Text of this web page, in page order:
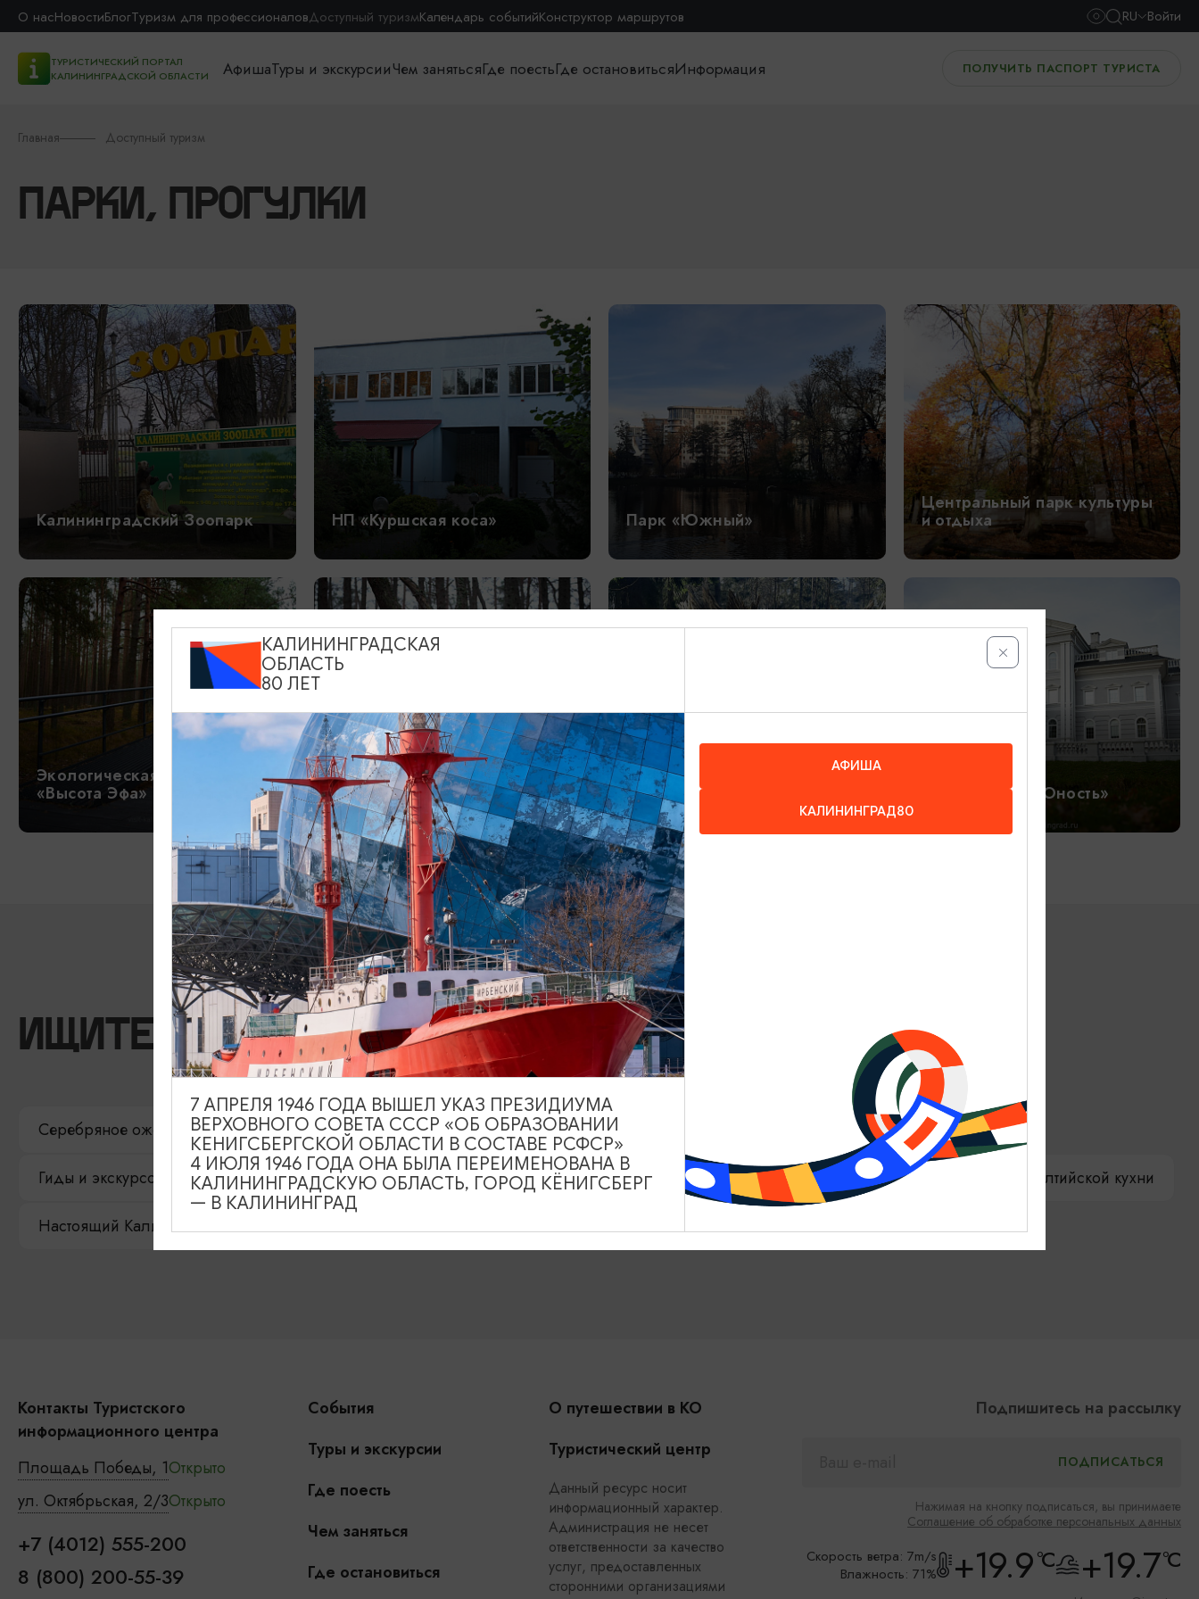
О насНовостиБлогТуризм для профессионаловДоступный туризмКалендарь событийКонструктор маршрутов RU Войти
ТУРИСТИЧЕСКИЙ ПОРТАЛ
КАЛИНИНГРАДСКОЙ ОБЛАСТИ
АфишаТуры и экскурсииЧем занятьсяГде поестьГде остановитьсяИнформация ПОЛУЧИТЬ ПАСПОРТ ТУРИСТА
Главная Доступный туризм
ПАРКИ, ПРОГУЛКИ
Калининградский Зоопарк НП «Куршская коса» Парк «Южный»
Центральный парк культуры
и отдыха
Экологическая тропа
«Высота Эфа»
Экологическая тропа
«Танцующий лес»
Экологическая тропа
«Королевский бор» Парк отдыха «Юность»
ИЩИТЕ ТАКЖЕ НА НАШЕМ САЙТЕ
Серебряное ожерелье Электронная виза Туры и экскурсии Афиша мероприятий Гостевая книга
Гиды и экскурсоводы Достопримечательности Карты и маршруты Рестораны Гостиницы Как доехать Компас Балтийской кухни
Настоящий Калининградец Музеи
Контакты Туристского
информационного центра
Площадь Победы, 1Открыто
ул. Октябрьская, 2/3Открыто
+7 (4012) 555-200
8 (800) 200-55-39
События
Туры и экскурсии
Где поесть
Чем заняться
Где остановиться
О путешествии в КО
Туристический центр
Данный ресурс носит
информационный характер.
Администрация не несет
ответственности за качество
услуг, предоставленных
сторонними организациями
Подпишитесь на рассылку
Нажимая на кнопку подписаться, вы принимаете
Соглашение об обработке персональных данных
Скорость ветра: 7m/s
Влажность: 71%
+19.9°C +19.7°C
КАЛИНИНГРАДСКАЯ
ОБЛАСТЬ
80 ЛЕТ
АФИША
КАЛИНИНГРАД80
7 АПРЕЛЯ 1946 ГОДА ВЫШЕЛ УКАЗ ПРЕЗИДИУМА
ВЕРХОВНОГО СОВЕТА СССР «ОБ ОБРАЗОВАНИИ
КЕНИГСБЕРГСКОЙ ОБЛАСТИ В СОСТАВЕ РСФСР»
4 ИЮЛЯ 1946 ГОДА ОНА БЫЛА ПЕРЕИМЕНОВАНА В
КАЛИНИНГРАДСКУЮ ОБЛАСТЬ, ГОРОД КЁНИГСБЕРГ
— В КАЛИНИНГРАД